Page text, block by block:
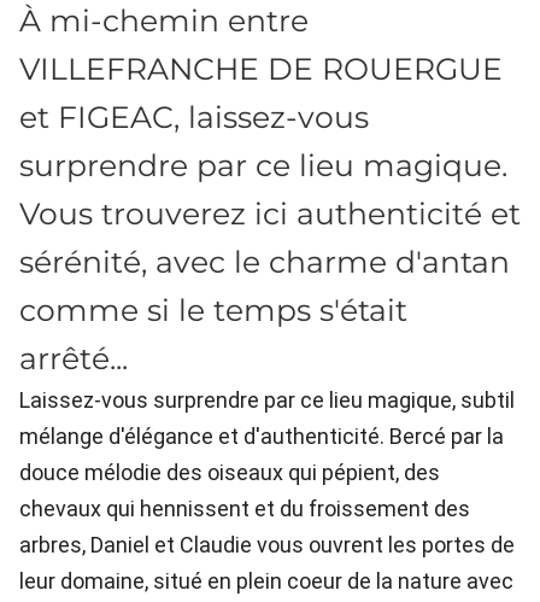
À mi-chemin entre
VILLEFRANCHE DE ROUERGUE
et FIGEAC, laissez-vous
surprendre par ce lieu magique.
Vous trouverez ici authenticité et
sérénité, avec le charme d'antan
comme si le temps s'était
arrêté...
Laissez-vous surprendre par ce lieu magique, subtil
mélange d'élégance et d'authenticité. Bercé par la
douce mélodie des oiseaux qui pépient, des
chevaux qui hennissent et du froissement des
arbres, Daniel et Claudie vous ouvrent les portes de
leur domaine, situé en plein coeur de la nature avec